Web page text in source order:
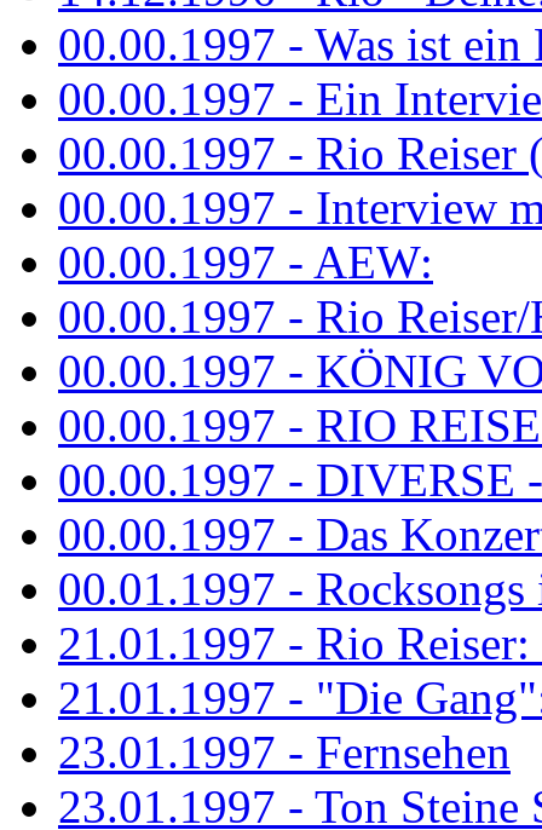
00.00.1997 - Was ist ein
00.00.1997 - Ein
00.00.1997 - Rio Reiser
00.00.1997 - Interview
00.00.1997 - AEW:
00.00.1997 - Rio Reiser/
00.00.1997 - KÖNIG
00.00.1997 - RIO
00.00.1997 - DIVERSE
00.00.1997 - Das
00.01.1997 -
21.01.1997 - Rio
21.01.1997 - "Die
23.01.1997 - Fernsehen
23.01.1997 - Ton Steine